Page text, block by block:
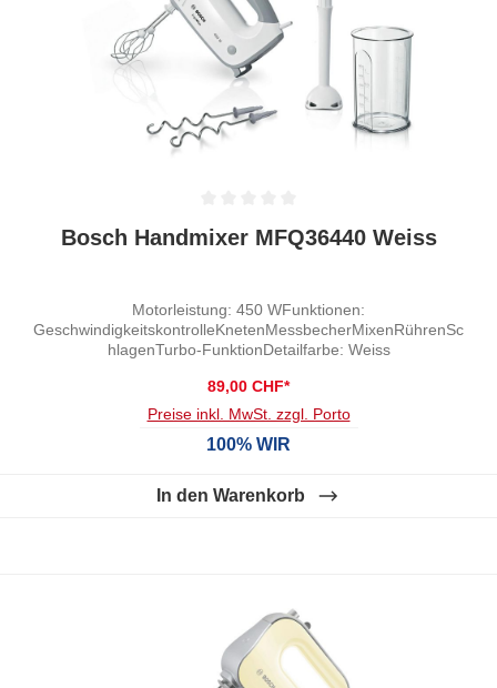
Durchschnittliche Bewertung von 0 von 5 Sternen
Bosch Handmixer MFQ36440 Weiss
Motorleistung: 450 WFunktionen:
GeschwindigkeitskontrolleKnetenMessbecherMixenRührenSc
hlagenTurbo-FunktionDetailfarbe: Weiss
89,00 CHF*
Preise inkl. MwSt. zzgl. Porto
100% WIR
In den Warenkorb